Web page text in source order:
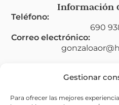
Gestionar
Para ofrecer las mejores
Información
Teléfono:
690
Correo electrónico: